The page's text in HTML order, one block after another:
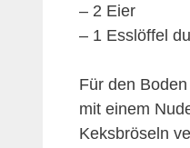
– 2 Eier
– 1 Esslöffel
Für den
mit einem
Keksbröseln